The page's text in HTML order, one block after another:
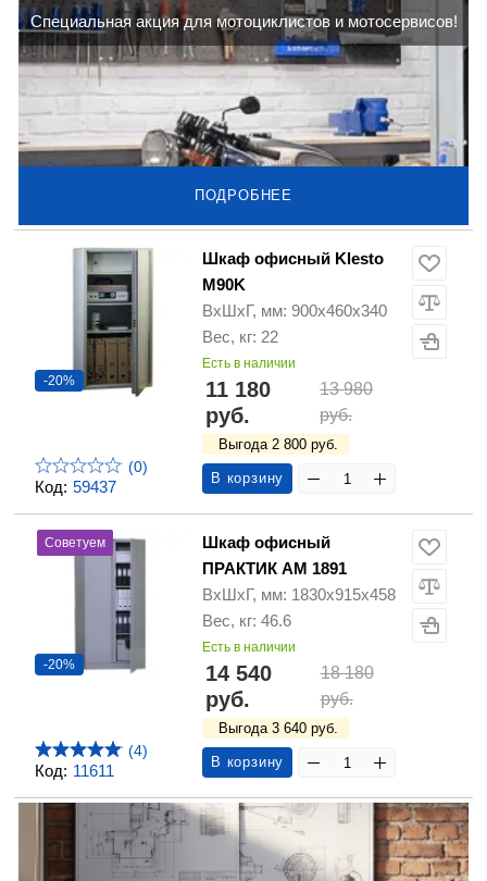
Cпециальная акция для мотоциклистов и мотосервисов!
ПОДРОБНЕЕ
Код: 59437
-20%
(0)
Шкаф офисный Klesto
M90K
ВхШхГ, мм: 900х460х340
Вес, кг: 22
Есть в наличии
11 180
руб.
13 980
руб.
Выгода 2 800 руб.
В корзину
Код: 11611
Советуем
-20%
(4)
Шкаф офисный
ПРАКТИК АМ 1891
ВхШхГ, мм: 1830х915х458
Вес, кг: 46.6
Есть в наличии
14 540
руб.
18 180
руб.
Выгода 3 640 руб.
В корзину